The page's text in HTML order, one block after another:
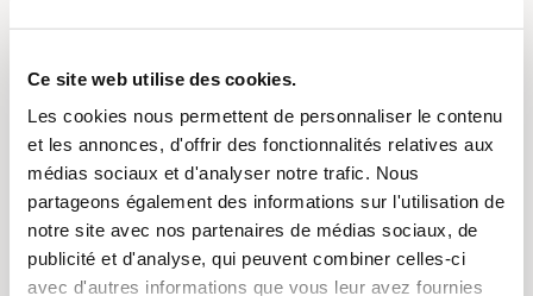
Ce site web utilise des cookies.
Les cookies nous permettent de personnaliser le contenu
et les annonces, d'offrir des fonctionnalités relatives aux
médias sociaux et d'analyser notre trafic. Nous
partageons également des informations sur l'utilisation de
notre site avec nos partenaires de médias sociaux, de
publicité et d'analyse, qui peuvent combiner celles-ci
avec d'autres informations que vous leur avez fournies
Lesepaten Uznach
LesepatInnen lesen mit Kindern Bücher, lassen
sich das Gelesene erklären, besprechen den
Inhalt des Textes oder lesen den Kindern auch
mal etwas vor.